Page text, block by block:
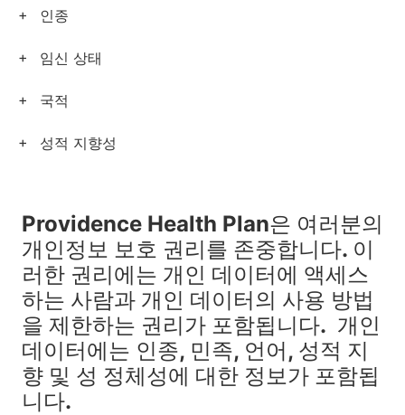
인종
임신 상태
국적
성적 지향성
Providence Health Plan은 여러분의
개인정보 보호 권리를 존중합니다. 이
러한 권리에는 개인 데이터에 액세스
하는 사람과 개인 데이터의 사용 방법
을 제한하는 권리가 포함됩니다. 개인
데이터에는 인종, 민족, 언어, 성적 지
향 및 성 정체성에 대한 정보가 포함됩
니다.